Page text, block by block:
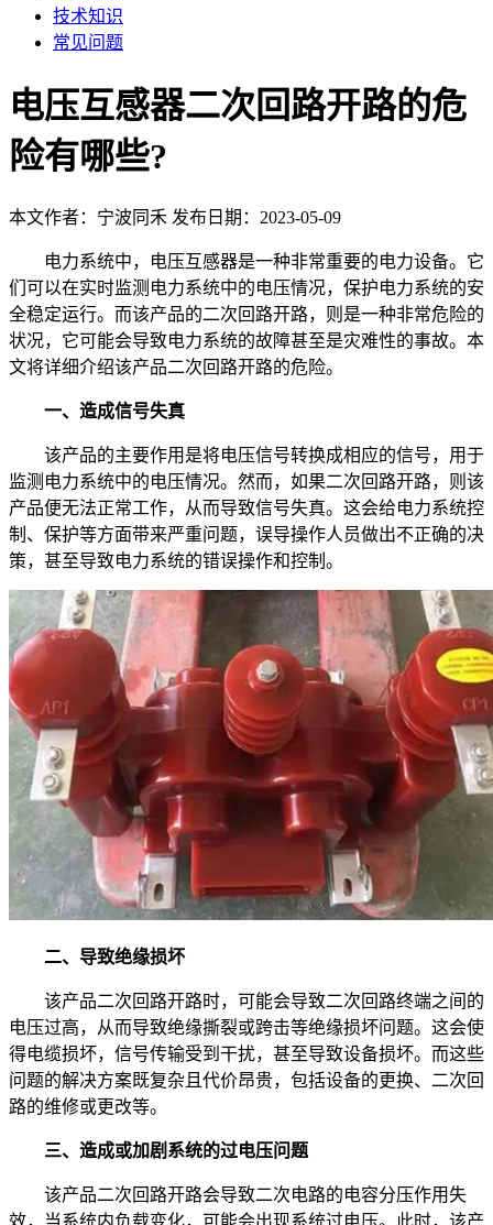
技术知识
常见问题
电压互感器二次回路开路的危
险有哪些?
本文作者：宁波同禾 发布日期：2023-05-09
电力系统中，电压互感器是一种非常重要的电力设备。它
们可以在实时监测电力系统中的电压情况，保护电力系统的安
全稳定运行。而该产品的二次回路开路，则是一种非常危险的
状况，它可能会导致电力系统的故障甚至是灾难性的事故。本
文将详细介绍该产品二次回路开路的危险。
一、造成信号失真
该产品的主要作用是将电压信号转换成相应的信号，用于
监测电力系统中的电压情况。然而，如果二次回路开路，则该
产品便无法正常工作，从而导致信号失真。这会给电力系统控
制、保护等方面带来严重问题，误导操作人员做出不正确的决
策，甚至导致电力系统的错误操作和控制。
二、导致绝缘损坏
该产品二次回路开路时，可能会导致二次回路终端之间的
电压过高，从而导致绝缘撕裂或跨击等绝缘损坏问题。这会使
得电缆损坏，信号传输受到干扰，甚至导致设备损坏。而这些
问题的解决方案既复杂且代价昂贵，包括设备的更换、二次回
路的维修或更改等。
三、造成或加剧系统的过电压问题
该产品二次回路开路会导致二次电路的电容分压作用失
效，当系统内负载变化，可能会出现系统过电压。此时，该产